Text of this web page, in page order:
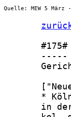
Quelle: MEW 5 März
       #175#
       -----
*
in